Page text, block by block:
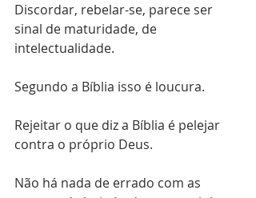
Discordar, rebelar-se, parece ser
sinal de maturidade, de
intelectualidade.
Segundo a Bíblia isso é loucura.
Rejeitar o que diz a Bíblia é pelejar
contra o próprio Deus.
Não há nada de errado com as